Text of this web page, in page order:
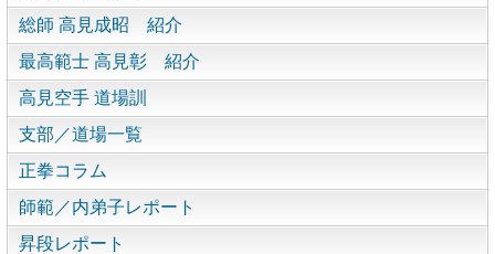
総師 高見成昭 紹介
最高範士 高見彰 紹介
高見空手 道場訓
支部／道場一覧
正拳コラム
師範／内弟子レポート
昇段レポート